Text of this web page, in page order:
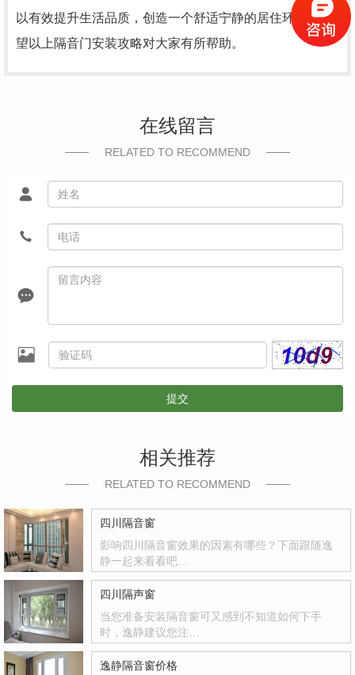
以有效提升生活品质，创造一个舒适宁静的居住环境。希
望以上隔音门安装攻略对大家有所帮助。
在线留言
RELATED TO RECOMMEND
提交
相关推荐
RELATED TO RECOMMEND
四川隔音窗
影响四川隔音窗效果的因素有哪些？下面跟随逸
静一起来看看吧…
四川隔声窗
当您准备安装隔音窗可又感到不知道如何下手
时，逸静建议您注…
逸静隔音窗价格